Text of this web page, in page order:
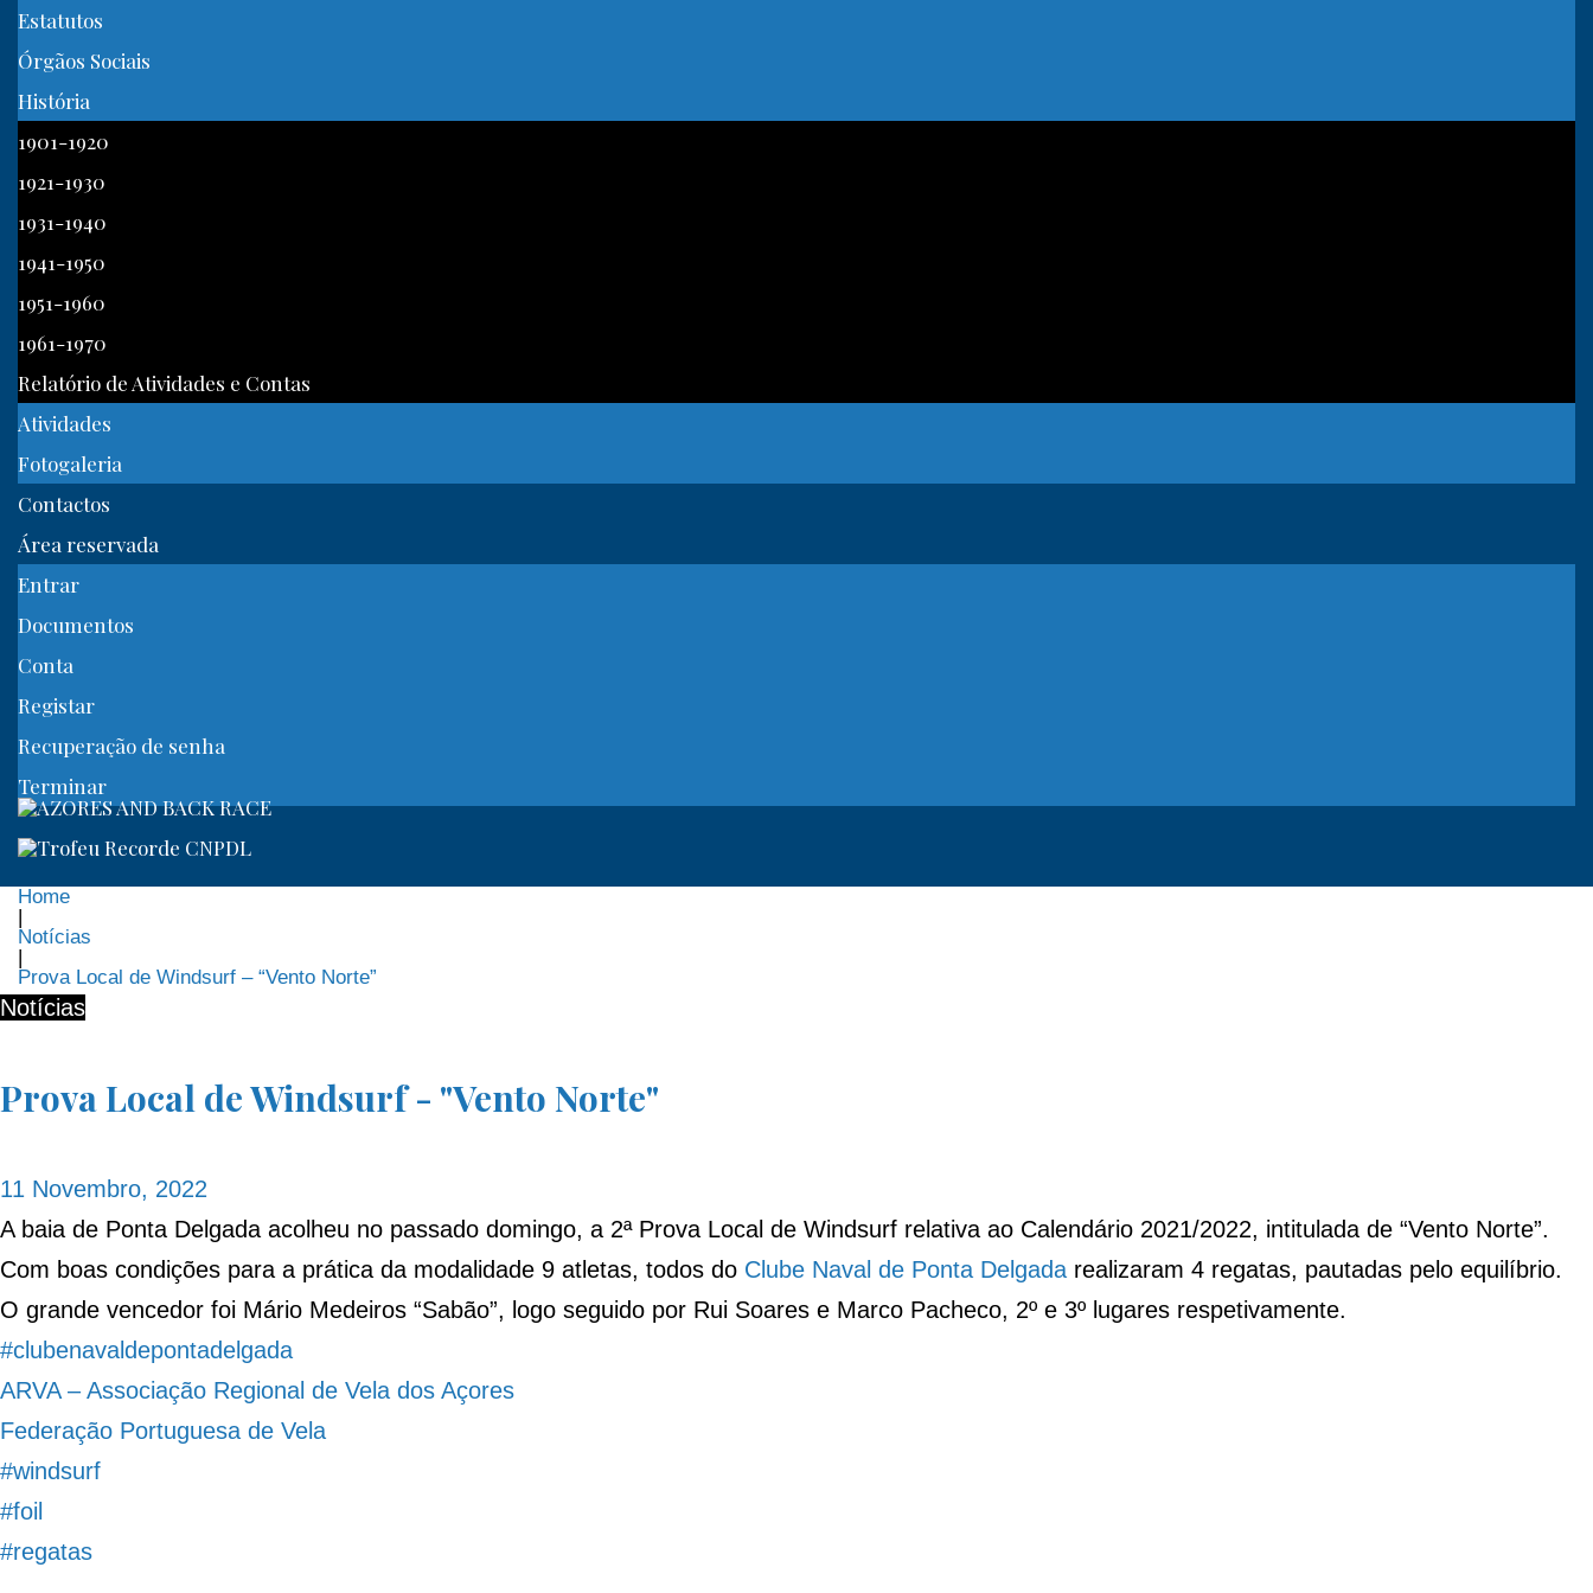
Estatutos
Órgãos Sociais
História
1901-1920
1921-1930
1931-1940
1941-1950
1951-1960
1961-1970
Relatório de Atividades e Contas
Atividades
Fotogaleria
Contactos
Área reservada
Entrar
Documentos
Conta
Registar
Recuperação de senha
Terminar
Home
|
Notícias
|
Prova Local de Windsurf – “Vento Norte”
Notícias
Prova Local de Windsurf - "Vento Norte"
11 Novembro, 2022
A baia de Ponta Delgada acolheu no passado domingo, a 2ª Prova Local de Windsurf relativa ao Calendário 2021/2022, intitulada de “Vento Norte”.
Com boas condições para a prática da modalidade 9 atletas, todos do Clube Naval de Ponta Delgada realizaram 4 regatas, pautadas pelo equilíbrio.
O grande vencedor foi Mário Medeiros “Sabão”, logo seguido por Rui Soares e Marco Pacheco, 2º e 3º lugares respetivamente.
#clubenavaldepontadelgada
ARVA – Associação Regional de Vela dos Açores
Federação Portuguesa de Vela
#windsurf
#foil
#regatas